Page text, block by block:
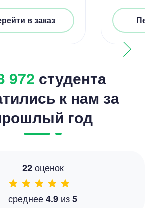
в заказ
972 студента
к нам за
год
22оценок
среднее4.9 из5